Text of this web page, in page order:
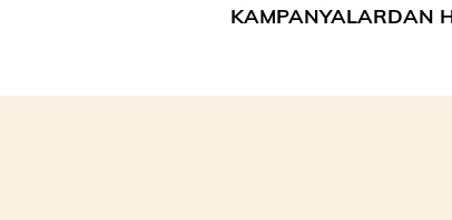
KAMPANYALARDAN